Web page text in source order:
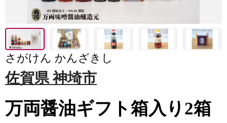
さがけん かんざきし
佐賀県 神埼市
万両醤油ギフト箱入り2箱